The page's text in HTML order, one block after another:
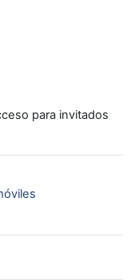
para invitados